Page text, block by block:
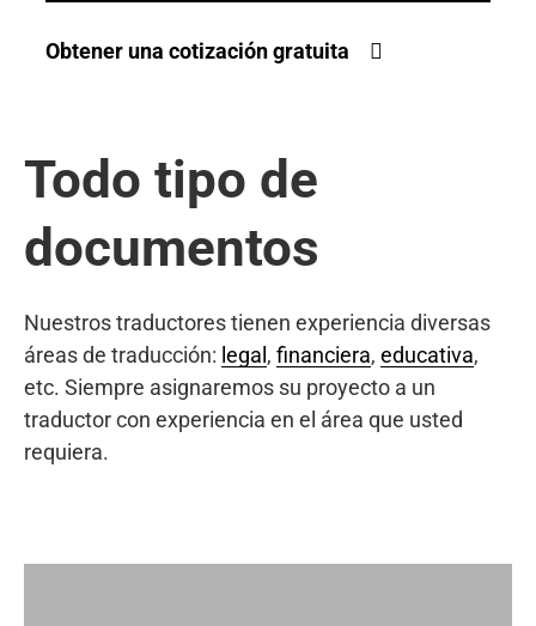
Obtener una cotización gratuita
Todo tipo de
documentos
Nuestros traductores tienen experiencia diversas
áreas de traducción: legal , financiera, educativa,
etc. Siempre asignaremos su proyecto a un
traductor con experiencia en el área que usted
requiera.